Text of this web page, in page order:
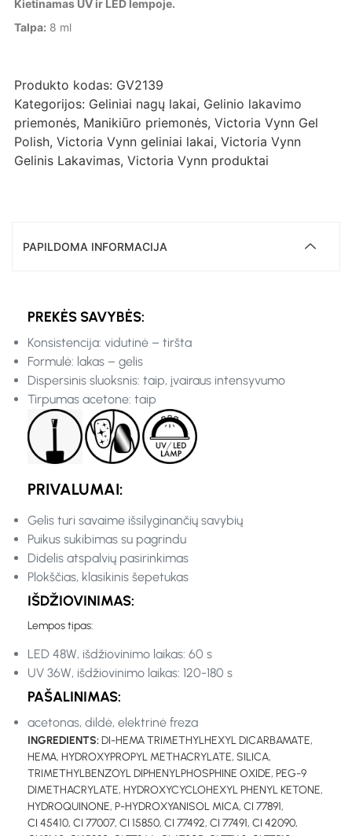
Kietinamas UV ir LED lempoje.
Talpa: 8 ml
Produkto kodas: GV2139
Kategorijos: Geliniai nagų lakai, Gelinio lakavimo
priemonės, Manikiūro priemonės, Victoria Vynn Gel
Polish, Victoria Vynn geliniai lakai, Victoria Vynn
Gelinis Lakavimas, Victoria Vynn produktai
PAPILDOMA INFORMACIJA
PREKĖS SAVYBĖS:
Konsistencija: vidutinė – tiršta
Formulė: lakas – gelis
Dispersinis sluoksnis: taip, įvairaus intensyvumo
Tirpumas acetone: taip
PRIVALUMAI:
Gelis turi savaime išsilyginančių savybių
Puikus sukibimas su pagrindu
Didelis atspalvių pasirinkimas
Plokščias, klasikinis šepetukas
IŠDŽIOVINIMAS:
Lempos tipas:
LED 48W, išdžiovinimo laikas: 60 s
UV 36W, išdžiovinimo laikas: 120-180 s
PAŠALINIMAS:
acetonas, dildė, elektrinė freza
INGREDIENTS:DI-HEMA TRIMETHYLHEXYL DICARBAMATE,
HEMA, HYDROXYPROPYL METHACRYLATE, SILICA,
TRIMETHYLBENZOYL DIPHENYLPHOSPHINE OXIDE, PEG-9
DIMETHACRYLATE, HYDROXYCYCLOHEXYL PHENYL KETONE,
HYDROQUINONE, P-HYDROXYANISOL MICA, CI 77891,
CI 45410, CI 77007, CI 15850, CI 77492, CI 77491, CI 42090,